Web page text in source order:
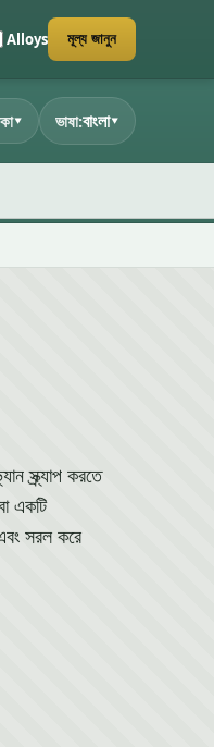
Alloys মূল্য জানুন
▾ ভাষা:বাংলা▾
করতে
একটি
সরল করে